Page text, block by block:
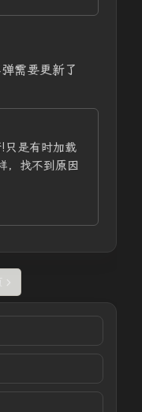
需要更新了
只是有时加载
，找不到原因